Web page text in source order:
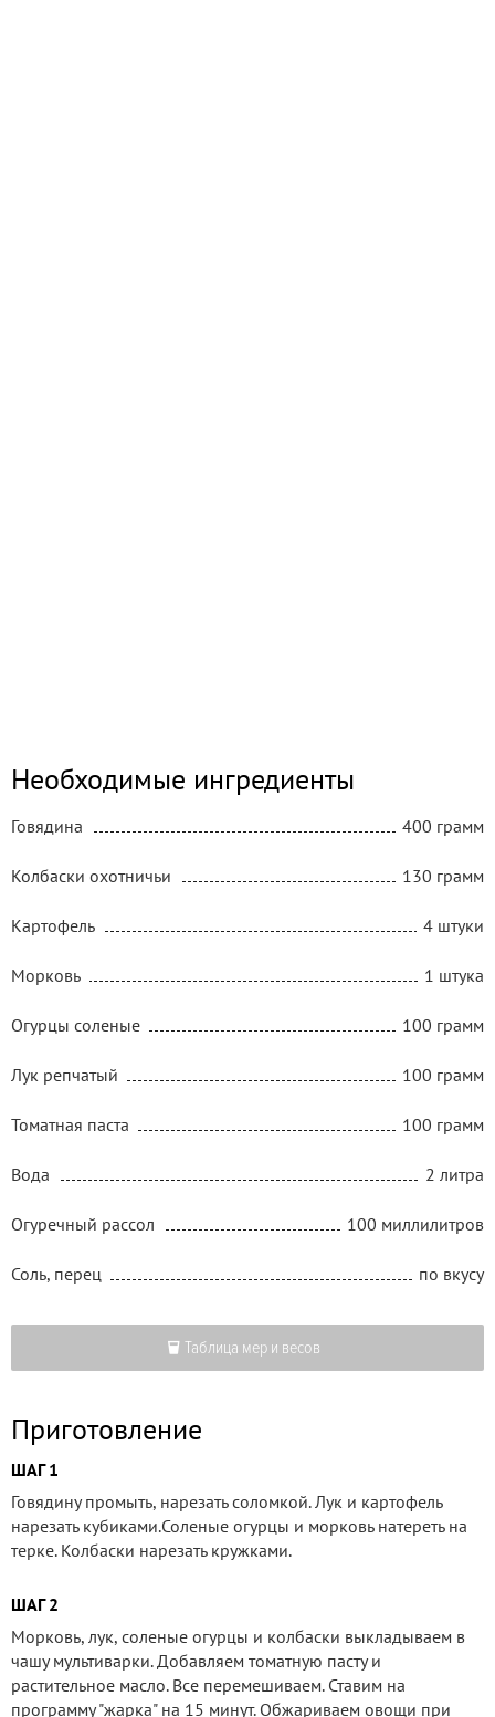
Необходимые ингредиенты
Говядина 400 грамм
Колбаски охотничьи 130 грамм
Картофель 4 штуки
Морковь 1 штука
Огурцы соленые 100 грамм
Лук репчатый 100 грамм
Томатная паста 100 грамм
Вода 2 литра
Огуречный рассол 100 миллилитров
Соль, перец по вкусу
Таблица мер и весов
Приготовление
ШАГ 1
Говядину промыть, нарезать соломкой. Лук и картофель
нарезать кубиками.Соленые огурцы и морковь натереть на
терке. Колбаски нарезать кружками.
ШАГ 2
Морковь, лук, соленые огурцы и колбаски выкладываем в
чашу мультиварки. Добавляем томатную пасту и
растительное масло. Все перемешиваем. Ставим на
программу "жарка" на 15 минут. Обжариваем овощи при